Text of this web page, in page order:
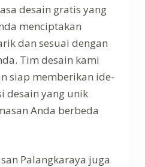
desain gratis yang
menciptakan
dan sesuai dengan
Tim desain kami
siap memberikan ide-
desain yang unik
Anda berbeda
Palangkaraya juga